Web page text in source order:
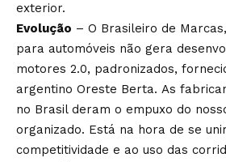
exterior.
Evolução – O Brasileiro de
para automóveis não gera
motores 2.0, padronizados,
argentino Oreste Berta. As
no Brasil deram o empuxo do
organizado. Está na hora de se
competitividade e ao uso das